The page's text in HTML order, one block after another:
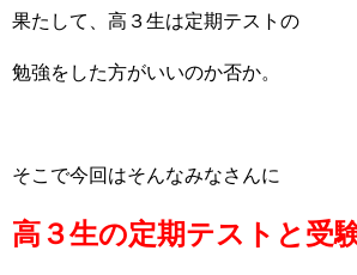
果たして、高３生は定期テストの
勉強をした方がいいのか否か。
そこで今回はそんなみなさんに
高３生の定期テストと受